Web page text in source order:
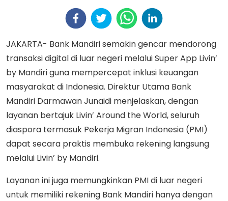
JAKARTA- Bank Mandiri semakin gencar mendorong
transaksi digital di luar negeri melalui Super App Livin’
by Mandiri guna mempercepat inklusi keuangan
masyarakat di Indonesia. Direktur Utama Bank
Mandiri Darmawan Junaidi menjelaskan, dengan
layanan bertajuk Livin’ Around the World, seluruh
diaspora termasuk Pekerja Migran Indonesia (PMI)
dapat secara praktis membuka rekening langsung
melalui Livin’ by Mandiri.
Layanan ini juga memungkinkan PMI di luar negeri
untuk memiliki rekening Bank Mandiri hanya dengan